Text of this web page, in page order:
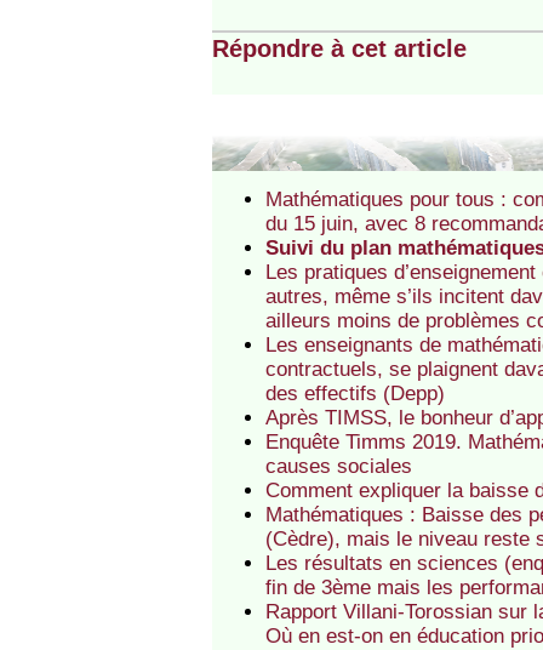
Répondre à cet article
Mathématiques pour tous :
du 15 juin, avec 8
Suivi du plan
Les pratiques
autres, même s’ils incitent
ailleurs moins de problèmes
Les enseignants de
contractuels, se plaignent
des effectifs (Depp)
Après TIMSS, le bonheur
Enquête Timms 2019.
causes sociales
Comment expliquer la baisse
Mathématiques : Baisse des
(Cèdre), mais le niveau reste
Les résultats en sciences
fin de 3ème mais les
Rapport Villani-Torossian sur
Où en est-on en éducation